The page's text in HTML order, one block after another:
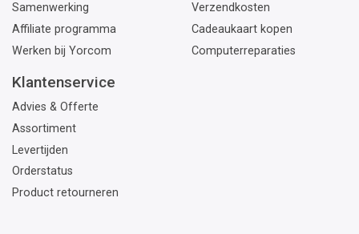
Samenwerking
Affiliate programma
Werken bij Yorcom
Verzendkosten
Cadeaukaart kopen
Computerreparaties
Klantenservice
Advies & Offerte
Assortiment
Levertijden
Orderstatus
Product retourneren